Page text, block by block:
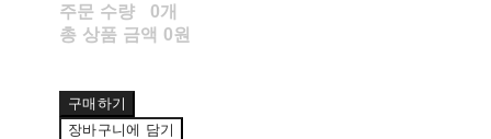
주문 수량
0개
총 상품 금액 0원
구매하기
장바구니에 담기